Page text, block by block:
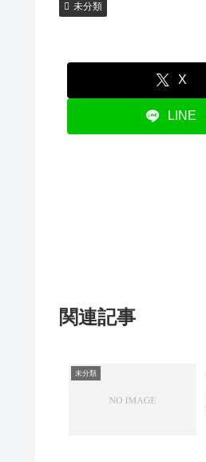
未分類
X
LINE
関連記事
未分類